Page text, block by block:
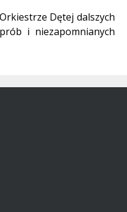
Dętej dalszych
i niezapomnianych